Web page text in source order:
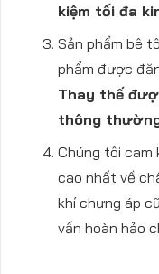
kiệm tối đa
Sản phẩm bê
phẩm được
Thay thế
thông
Chúng tôi cam
cao nhất về
khí chưng áp
vấn hoàn hảo